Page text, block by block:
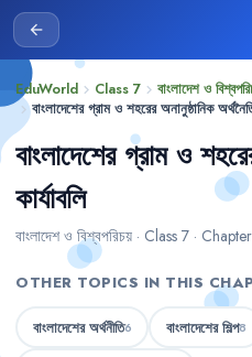
arrow_back
EduWorld chevron_right Class 7 chevron_right বাংলাদেশ ও
chevron_rightবাংলাদেশের গ্রাম ও শহরের অনানুষ্ঠানিক
বাংলাদেশের গ্রাম ও
কার্যাবলি
বাংলাদেশ ও বিশ্বপরিচয় · Class 7 ·
OTHER TOPICS IN THIS
বাংলাদেশের অর্থনীতি6 বাংলাদেশের শিল্প8